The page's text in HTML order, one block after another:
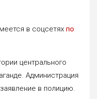
в соцсетях по
центрального
Администрация
в полицию.